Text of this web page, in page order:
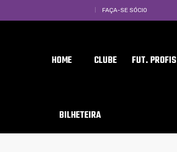
FAÇA-SE SÓCIO
HOME CLUBE FUT.
BILHETEIRA